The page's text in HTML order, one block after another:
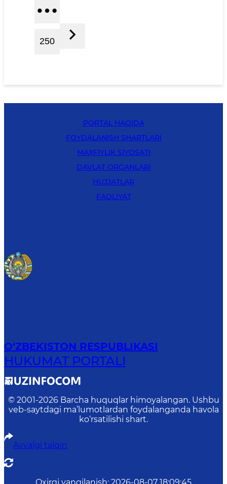
250
PORTAL HAQIDA
FOYDALANISH SHARTLARI
MAXFIYLIK SIYOSATI
DAVLAT ORGANLARI
HUJJATLAR
FAOLIYAT
O‘ZBEKISTON RESPUBLIKASI
HUKUMAT PORTALI
© 2001-2026 Barcha huquqlar himoyalangan. Ushbu
veb-saytdagi ma’lumotlardan foydalanganda havola
ko‘rsatilishi shart.
Avvalgi talqin